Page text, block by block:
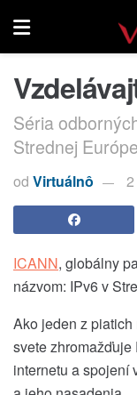
Séria
Strednej Európe
od Virtuálnô
ICANN, globálny
názvom: IPv6 v
Ako jeden z
svete
internetu a spojení